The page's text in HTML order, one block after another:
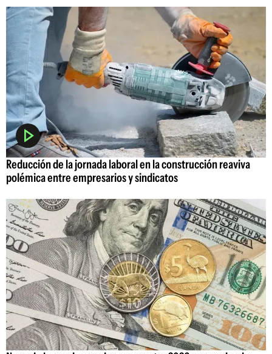
Reducción de la jornada laboral en la construcción reaviva
polémica entre empresarios y sindicatos